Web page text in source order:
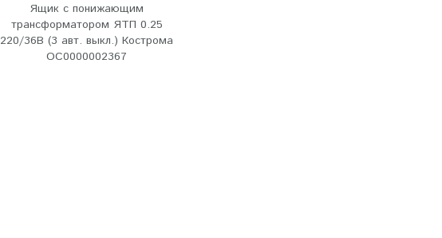
Ящик с понижающим
трансформатором ЯТП 0.25
220/36В (3 авт. выкл.) Кострома
ОС0000002367